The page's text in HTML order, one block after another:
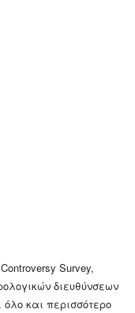
Survey,
διευθύνσεων
και περισσότερο